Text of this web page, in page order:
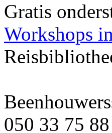
Gratis
Workshops
050 33 75